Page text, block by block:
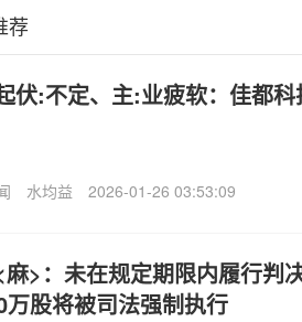
荐
伏:不定、主:业疲软：佳都
水均益 2026-01-26 03:53:09
麻>：未在规定期限内履行判
万股将被司法强制执行